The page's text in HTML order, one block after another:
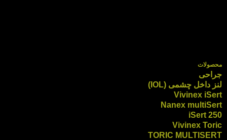
محصولات
جراحی
لنز داخل چشمی (IOL)
Vivinex iSert
Nanex multiSert
iSert 250
Vivinex Toric
TORIC MULTISERT